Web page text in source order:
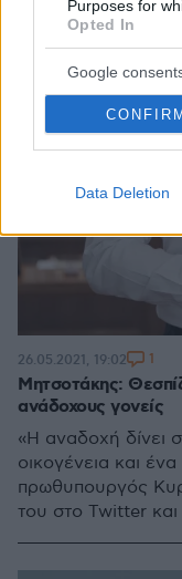
Purposes for
Opted In
Google
Data Deletion
Μητσοτάκης:
ανάδοχους γονείς
«Η αναδοχή δίνει
οικογένεια και
πρωθυπουργός
του στο Twitter
26.05.2021, 19:02 1